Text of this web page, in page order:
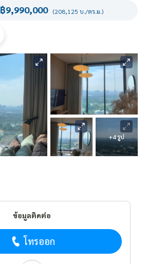
฿9,990,000 (208,125 บ./ตร.ม.)
+4 รูป
ข้อมูลติดต่อ
โทรออก